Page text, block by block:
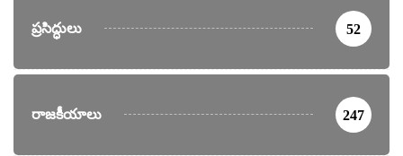
ప్రసిద్ధులు 52
రాజకీయాలు 247